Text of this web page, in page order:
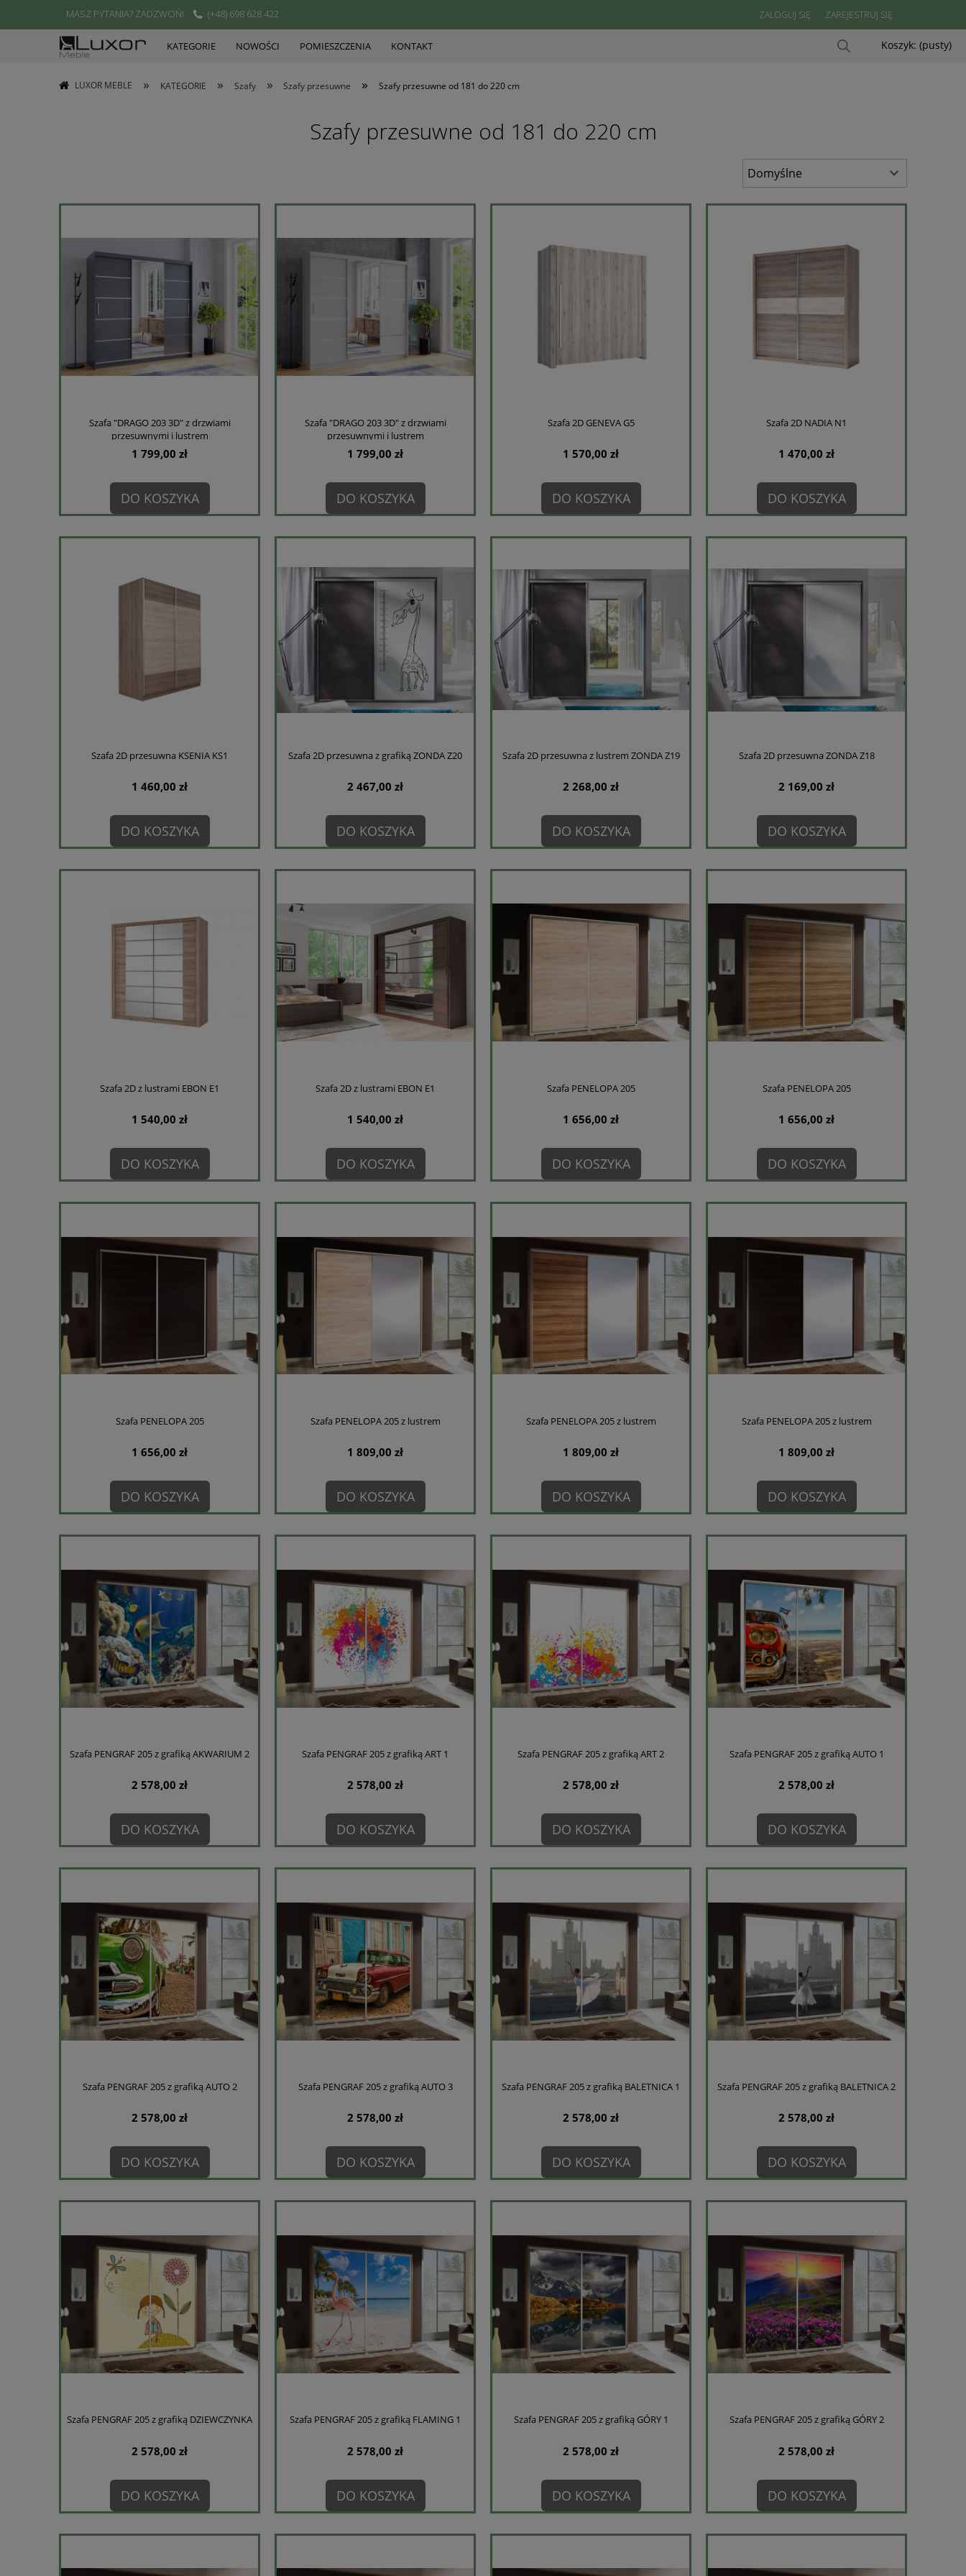
MASZ PYTANIA? ZADZWOŃ! (+48) 698 628 422 ZAREJESTRUJ SIĘ
ZALOGUJ SIĘ
Koszyk: (pusty)
KATEGORIE NOWOŚCI POMIESZCZENIA KONTAKT
LUXOR MEBLE » KATEGORIE » Szafy » Szafy przesuwne » Szafy przesuwne od 181 do 220 cm
Szafy przesuwne od 181 do 220 cm
Szafa "DRAGO 203 3D" z drzwiami
przesuwnymi i lustrem
1 799,00 zł
DO KOSZYKA
Szafa "DRAGO 203 3D" z drzwiami
przesuwnymi i lustrem
1 799,00 zł
DO KOSZYKA
Szafa 2D GENEVA G5
1 570,00 zł
DO KOSZYKA
Szafa 2D NADIA N1
1 470,00 zł
DO KOSZYKA
Szafa 2D przesuwna KSENIA KS1
1 460,00 zł
DO KOSZYKA
Szafa 2D przesuwna z grafiką ZONDA Z20
2 467,00 zł
DO KOSZYKA
Szafa 2D przesuwna z lustrem ZONDA Z19
2 268,00 zł
DO KOSZYKA
Szafa 2D przesuwna ZONDA Z18
2 169,00 zł
DO KOSZYKA
Szafa 2D z lustrami EBON E1
1 540,00 zł
DO KOSZYKA
Szafa 2D z lustrami EBON E1
1 540,00 zł
DO KOSZYKA
Szafa PENELOPA 205
1 656,00 zł
DO KOSZYKA
Szafa PENELOPA 205
1 656,00 zł
DO KOSZYKA
Szafa PENELOPA 205
1 656,00 zł
DO KOSZYKA
Szafa PENELOPA 205 z lustrem
1 809,00 zł
DO KOSZYKA
Szafa PENELOPA 205 z lustrem
1 809,00 zł
DO KOSZYKA
Szafa PENELOPA 205 z lustrem
1 809,00 zł
DO KOSZYKA
Szafa PENGRAF 205 z grafiką AKWARIUM 2
2 578,00 zł
DO KOSZYKA
Szafa PENGRAF 205 z grafiką ART 1
2 578,00 zł
DO KOSZYKA
Szafa PENGRAF 205 z grafiką ART 2
2 578,00 zł
DO KOSZYKA
Szafa PENGRAF 205 z grafiką AUTO 1
2 578,00 zł
DO KOSZYKA
Szafa PENGRAF 205 z grafiką AUTO 2
2 578,00 zł
DO KOSZYKA
Szafa PENGRAF 205 z grafiką AUTO 3
2 578,00 zł
DO KOSZYKA
Szafa PENGRAF 205 z grafiką BALETNICA 1
2 578,00 zł
DO KOSZYKA
Szafa PENGRAF 205 z grafiką BALETNICA 2
2 578,00 zł
DO KOSZYKA
Szafa PENGRAF 205 z grafiką DZIEWCZYNKA
2 578,00 zł
DO KOSZYKA
Szafa PENGRAF 205 z grafiką FLAMING 1
2 578,00 zł
DO KOSZYKA
Szafa PENGRAF 205 z grafiką GÓRY 1
2 578,00 zł
DO KOSZYKA
Szafa PENGRAF 205 z grafiką GÓRY 2
2 578,00 zł
DO KOSZYKA